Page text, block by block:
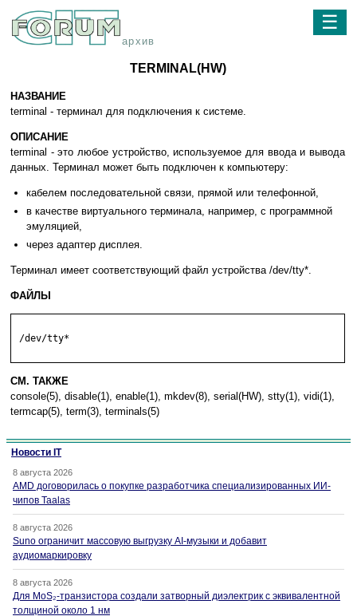
архив
☰
TERMINAL(HW)
НАЗВАНИЕ
terminal - терминал для подключения к системе.
ОПИСАНИЕ
terminal - это любое устройство, используемое для ввода и вывода
данных. Терминал может быть подключен к компьютеру:
кабелем последовательной связи, прямой или телефонной,
в качестве виртуального терминала, например, с программной
эмуляцией,
через адаптер дисплея.
Терминал имеет соответствующий файл устройства /dev/tty*.
ФАЙЛЫ
/dev/tty*
СМ. ТАКЖЕ
console(5), disable(1), enable(1), mkdev(8), serial(HW), stty(1), vidi(1),
termcap(5), term(3), terminals(5)
Новости IT
8 августа 2026
AMD договорилась о покупке разработчика специализированных ИИ-
чипов Taalas
8 августа 2026
Suno ограничит массовую выгрузку AI-музыки и добавит
аудиомаркировку
8 августа 2026
Для MoS₂-транзистора создали затворный диэлектрик с эквивалентной
толщиной около 1 нм